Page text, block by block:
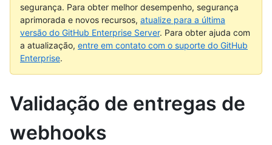
segurança. Para obter melhor desempenho, segurança
aprimorada e novos recursos, atualize para a última
versão do GitHub Enterprise Server. Para obter ajuda com
a atualização, entre em contato com o suporte do GitHub
Enterprise.
Validação de entregas de
webhooks